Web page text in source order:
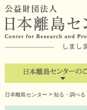
日本離島センター > 知る・調べる